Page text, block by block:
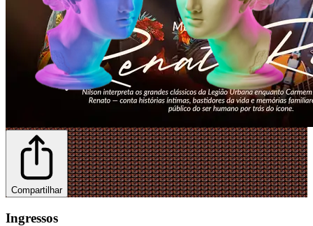
Compartilhar
Ingressos